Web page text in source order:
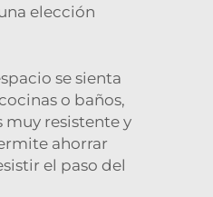
elección
se sienta
o baños,
muy resistente y
ahorrar
el paso del